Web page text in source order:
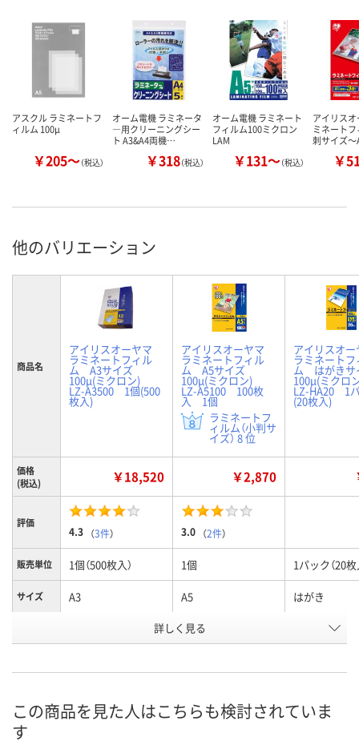
アスクル ラミネートフ
ィルム 100μ
￥205～（税込）
オーム電機 ラミネータ
―用クリーニングシー
ト A3&A4両機…
￥318（税込）
オーム電機 ラミネート
フィルム100ミクロン
LAM
￥131～（税込）
アイリス
ミネート
刺サイズ
￥
他のバリエーション
商品名
アイリスオーヤマ
ラミネートフィル
ム A3サイズ
100μ(ミクロン)
LZ-A3500 1個(500
枚入)
アイリスオーヤマ
ラミネートフィル
ム A5サイズ
100μ(ミクロン)
LZ-A5100 100枚
入 1個
ラミネートフ
ィルム（小判サ
イズ） 8 位
アイリスオ
ラミネートフ
ム はがき
100μ(ミク
LZ-HA20 1
(20枚入)
価格
(税込)
￥18,520 ￥2,870
評価
4.3 （3件） 3.0 （2件）
販売単位 1個（500枚入） 1個 1パック（20枚
サイズ A3 A5 はがき
P133633 UA43242
お届け日
ついてご連絡いたし
8月8日（土） 8月9日（日）
詳しく見る
この商品を見た人はこちらも検討されていま
す